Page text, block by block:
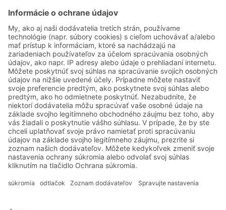
Friendly Captcha
Odoslať *= Požadované
Systémové riešenia